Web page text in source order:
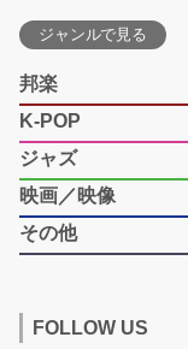
ジャンルで見る
邦楽
K-POP
ジャズ
映画／映像
その他
FOLLOW US